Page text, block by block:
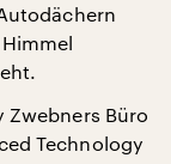
Zwebners Büro
Technology